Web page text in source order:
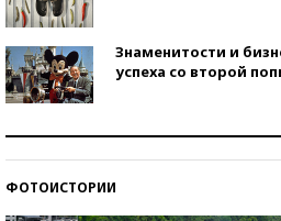
Знаменитости и
успеха со второй
ФОТОИСТОРИИ